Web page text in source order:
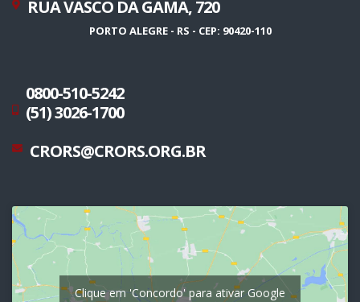
RUA VASCO DA GAMA, 720
PORTO ALEGRE - RS - CEP: 90420-110
0800-510-5242
(51) 3026-1700
CRORS@CRORS.ORG.BR
Clique em 'Concordo' para ativar Google